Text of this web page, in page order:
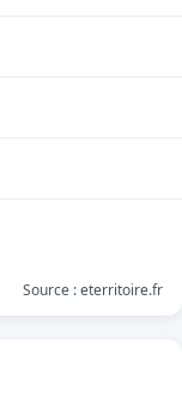
Source : eterritoire.fr